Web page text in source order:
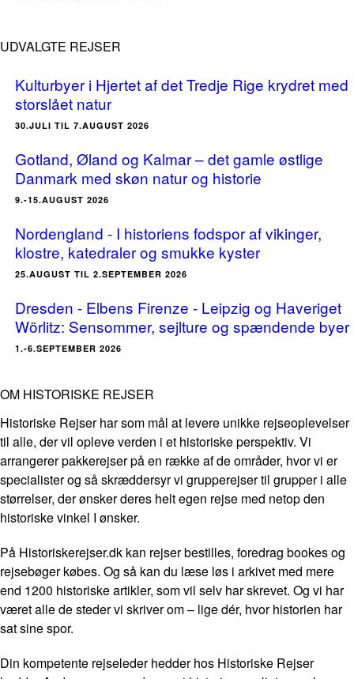
UDVALGTE REJSER
Kulturbyer i Hjertet af det Tredje Rige krydret med
storslået natur
30.JULI TIL 7.AUGUST 2026
Gotland, Øland og Kalmar – det gamle østlige
Danmark med skøn natur og historie
9.-15.AUGUST 2026
Nordengland - I historiens fodspor af vikinger,
klostre, katedraler og smukke kyster
25.AUGUST TIL 2.SEPTEMBER 2026
Dresden - Elbens Firenze - Leipzig og Haveriget
Wörlitz: Sensommer, sejlture og spændende byer
1.-6.SEPTEMBER 2026
OM HISTORISKE REJSER
Historiske Rejser har som mål at levere unikke rejseoplevelser
til alle, der vil opleve verden i et historiske perspektiv. Vi
arrangerer pakkerejser på en række af de områder, hvor vi er
specialister og så skræddersyr vi grupperejser til grupper i alle
størrelser, der ønsker deres helt egen rejse med netop den
historiske vinkel I ønsker.
På Historiskerejser.dk kan rejser bestilles, foredrag bookes og
rejsebøger købes. Og så kan du læse løs i arkivet med mere
end 1200 historiske artikler, som vil selv har skrevet. Og vi har
været alle de steder vi skriver om – lige dér, hvor historien har
sat sine spor.
Din kompetente rejseleder hedder hos Historiske Rejser